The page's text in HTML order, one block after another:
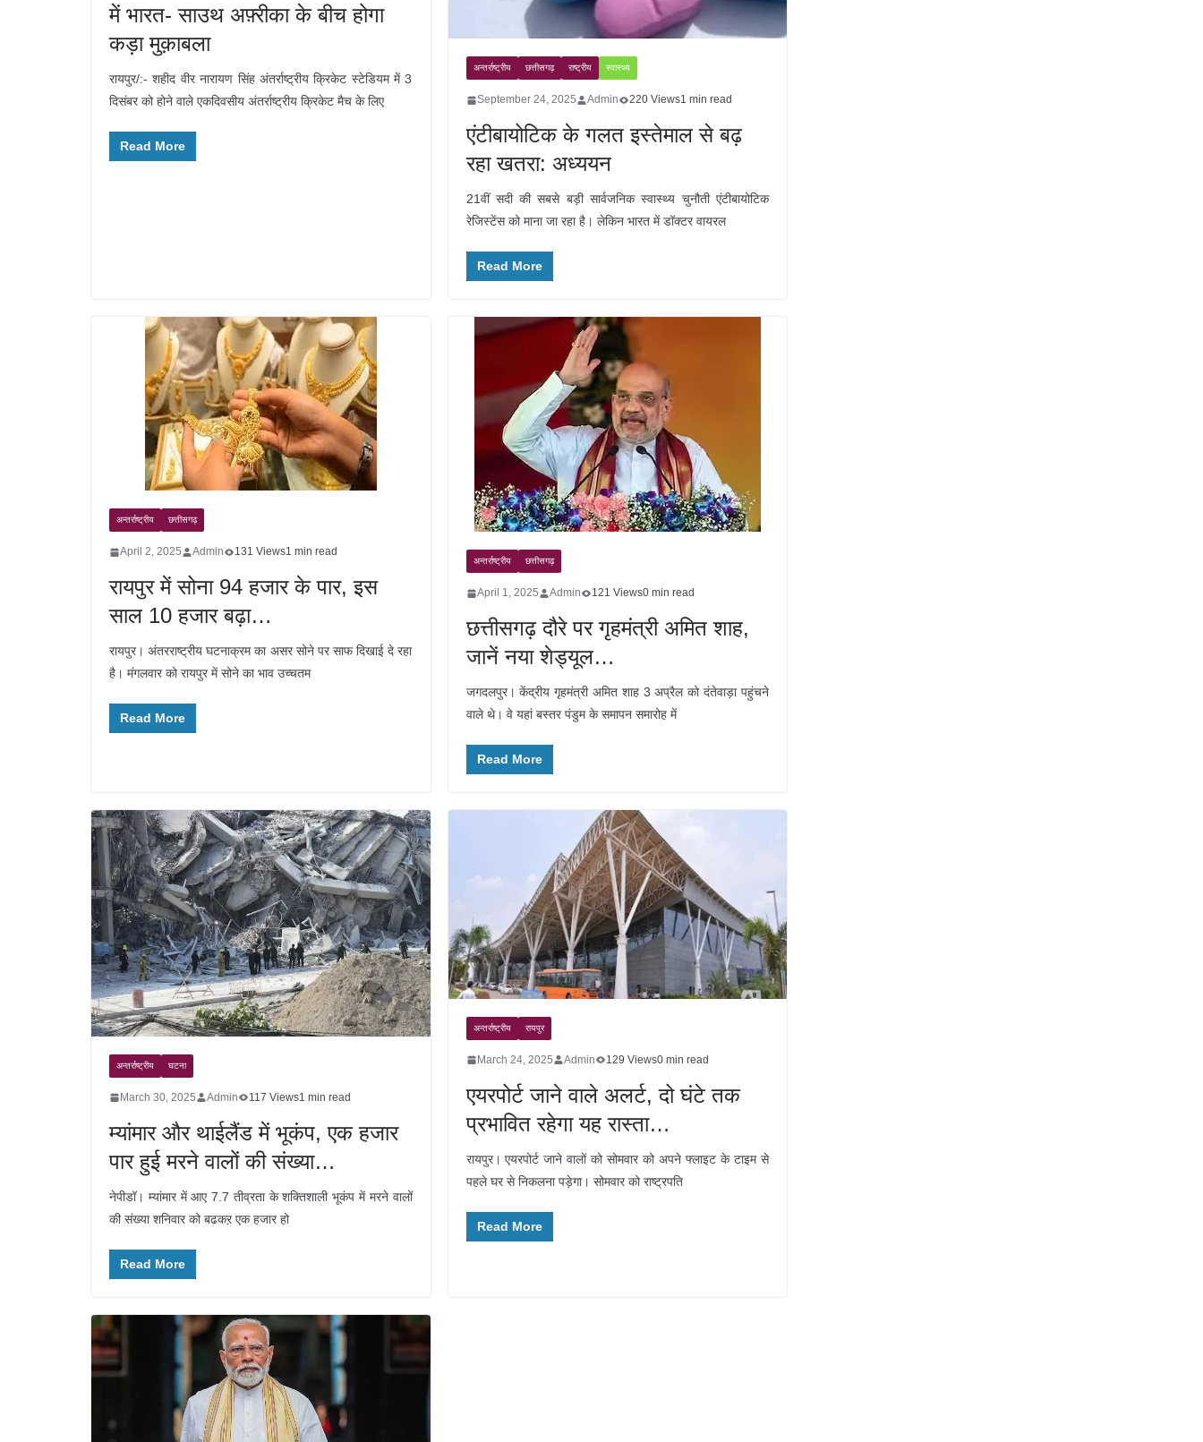
में भारत- साउथ अफ़्रीका के बीच होगा
कड़ा मुक़ाबला
रायपुर/:- शहीद वीर नारायण सिंह अंतर्राष्ट्रीय क्रिकेट स्टेडियम में 3
दिसंबर को होने वाले एकदिवसीय अंतर्राष्ट्रीय क्रिकेट मैच के लिए
Read More
अन्तर्राष्ट्रीय छत्तीसगढ़ राष्ट्रीय स्वास्थ्य
September 24, 2025 Admin 220 Views1 min read
एंटीबायोटिक के गलत इस्तेमाल से बढ़
रहा खतरा: अध्ययन
21वीं सदी की सबसे बड़ी सार्वजनिक स्वास्थ्य चुनौती एंटीबायोटिक
रेजिस्टेंस को माना जा रहा है। लेकिन भारत में डॉक्टर वायरल
Read More
अन्तर्राष्ट्रीय छत्तीसगढ़
April 2, 2025 Admin 131 Views1 min read
रायपुर में सोना 94 हजार के पार, इस
साल 10 हजार बढ़ा…
रायपुर। अंतरराष्ट्रीय घटनाक्रम का असर सोने पर साफ दिखाई दे रहा
है। मंगलवार को रायपुर में सोने का भाव उच्चतम
Read More
अन्तर्राष्ट्रीय छत्तीसगढ़
April 1, 2025 Admin 121 Views0 min read
छत्तीसगढ़ दौरे पर गृहमंत्री अमित शाह,
जानें नया शेड्यूल…
जगदलपुर। केंद्रीय गृहमंत्री अमित शाह 3 अप्रैल को दंतेवाड़ा पहुंचने
वाले थे। वे यहां बस्तर पंडुम के समापन समारोह में
Read More
अन्तर्राष्ट्रीय घटना
March 30, 2025 Admin 117 Views1 min read
म्यांमार और थाईलैंड में भूकंप, एक हजार
पार हुई मरने वालों की संख्या…
नेपीडॉ। म्यांमार में आए 7.7 तीव्रता के शक्तिशाली भूकंप में मरने वालों
की संख्या शनिवार को बढकऱ एक हजार हो
Read More
अन्तर्राष्ट्रीय रायपुर
March 24, 2025 Admin 129 Views0 min read
एयरपोर्ट जाने वाले अलर्ट, दो घंटे तक
प्रभावित रहेगा यह रास्ता…
रायपुर। एयरपोर्ट जाने वालों को सोमवार को अपने फ्लाइट के टाइम से
पहले घर से निकलना पड़ेगा। सोमवार को राष्ट्रपति
Read More